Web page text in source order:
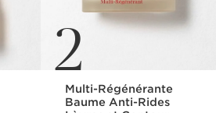
2
Multi-Régénérante
Baume Anti-Rides